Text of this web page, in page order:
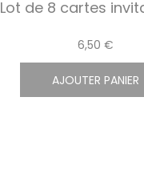
Lot de 8 cartes
6,50 €
AJOUTER PANIER